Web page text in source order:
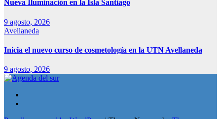
Nueva Iluminación en la Isla Santiago
9 agosto, 2026
Avellaneda
Inicia el nuevo curso de cosmetología en la UTN Avellaneda
9 agosto, 2026